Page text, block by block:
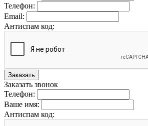
Телефон:
Email:
Антиспам код:
Заказать
Заказать звонок
Телефон:
Ваше имя:
Антиспам код: